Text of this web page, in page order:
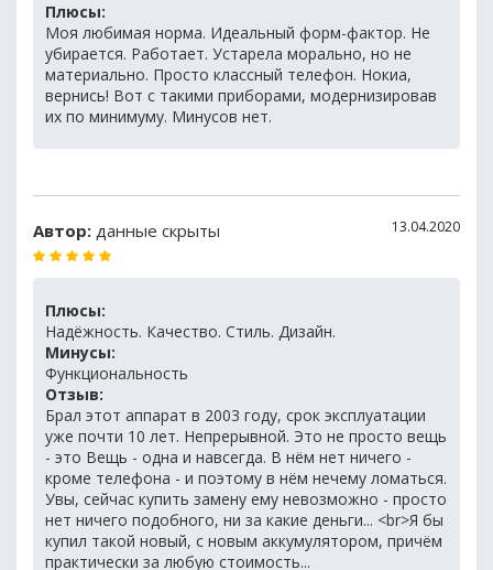
Плюсы:
Моя любимая норма. Идеальный форм-фактор. Не
убирается. Работает. Устарела морально, но не
материально. Просто классный телефон. Нокиа,
вернись! Вот с такими приборами, модернизировав
их по минимуму. Минусов нет.
Автор: данные скрыты 13.04.2020
Плюсы:
Надёжность. Качество. Стиль. Дизайн.
Минусы:
Функциональность
Отзыв:
Брал этот аппарат в 2003 году, срок эксплуатации
уже почти 10 лет. Непрерывной. Это не просто вещь
- это Вещь - одна и навсегда. В нём нет ничего -
кроме телефона - и поэтому в нём нечему ломаться.
Увы, сейчас купить замену ему невозможно - просто
нет ничего подобного, ни за какие деньги... <br>Я бы
купил такой новый, с новым аккумулятором, причём
практически за любую стоимость...